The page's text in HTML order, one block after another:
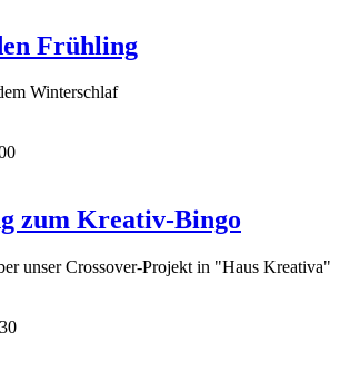
Frühling
Winterschlaf
zum Kreativ-Bingo
unser Crossover-Projekt in "Haus Kreativa"